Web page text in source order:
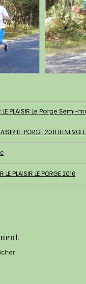
LE PLAISIR Le Porge Semi-
LE PORGE 2011
LE PLAISIR LE PORGE 2016